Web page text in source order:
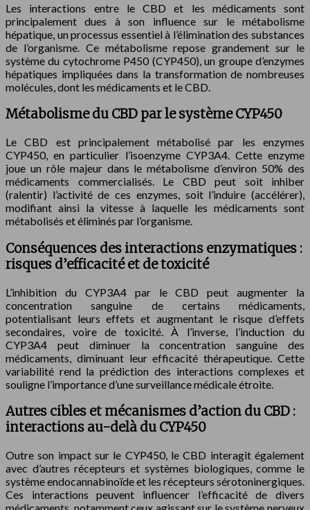
Les interactions entre le CBD et les médicaments sont
principalement dues à son influence sur le métabolisme
hépatique, un processus essentiel à l’élimination des substances
de l’organisme. Ce métabolisme repose grandement sur le
système du cytochrome P450 (CYP450), un groupe d’enzymes
hépatiques impliquées dans la transformation de nombreuses
molécules, dont les médicaments et le CBD.
Métabolisme du CBD par le système CYP450
Le CBD est principalement métabolisé par les enzymes
CYP450, en particulier l’isoenzyme CYP3A4. Cette enzyme
joue un rôle majeur dans le métabolisme d’environ 50% des
médicaments commercialisés. Le CBD peut soit inhiber
(ralentir) l’activité de ces enzymes, soit l’induire (accélérer),
modifiant ainsi la vitesse à laquelle les médicaments sont
métabolisés et éliminés par l’organisme.
Conséquences des interactions enzymatiques :
risques d’efficacité et de toxicité
L’inhibition du CYP3A4 par le CBD peut augmenter la
concentration sanguine de certains médicaments,
potentialisant leurs effets et augmentant le risque d’effets
secondaires, voire de toxicité. À l’inverse, l’induction du
CYP3A4 peut diminuer la concentration sanguine des
médicaments, diminuant leur efficacité thérapeutique. Cette
variabilité rend la prédiction des interactions complexes et
souligne l’importance d’une surveillance médicale étroite.
Autres cibles et mécanismes d’action du CBD :
interactions au-delà du CYP450
Outre son impact sur le CYP450, le CBD interagit également
avec d’autres récepteurs et systèmes biologiques, comme le
système endocannabinoïde et les récepteurs sérotoninergiques.
Ces interactions peuvent influencer l’efficacité de divers